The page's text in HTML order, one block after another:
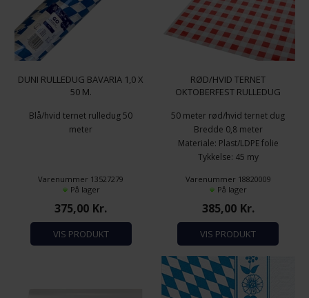
DUNI RULLEDUG BAVARIA 1,0 X
50 M.
Blå/hvid ternet rulledug 50
meter
Varenummer 13527279
På lager
375,00 Kr.
VIS PRODUKT
RØD/HVID TERNET
OKTOBERFEST RULLEDUG
50 meter rød/hvid ternet dug
Bredde 0,8 meter
Materiale: Plast/LDPE folie
Tykkelse: 45 my
Varenummer 18820009
På lager
385,00 Kr.
VIS PRODUKT